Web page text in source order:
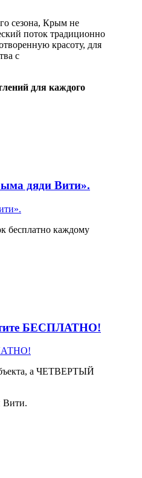
сезона, Крым не
поток традиционно
красоту, для
с
для каждого
дяди Вити».
бесплатно каждому
БЕСПЛАТНО!
а ЧЕТВЕРТЫЙ
Вити.